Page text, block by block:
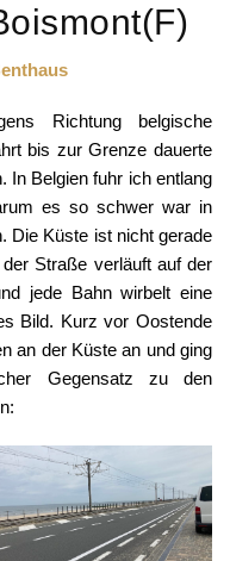
Richtung belgische
bis zur Grenze dauerte
In Belgien fuhr ich entlang
es so schwer war in
Die Küste ist nicht gerade
Straße verläuft auf der
jede Bahn wirbelt eine
Bild. Kurz vor Oostende
an der Küste an und ging
Gegensatz zu den